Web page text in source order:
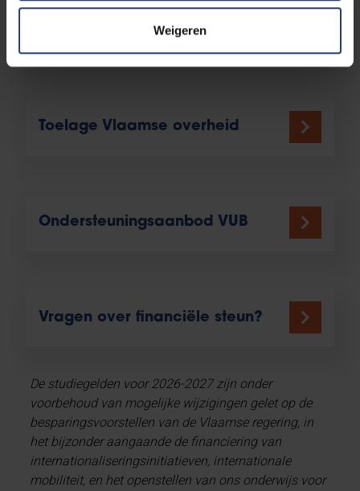
Weigeren
Overige studiekosten
Toelage Vlaamse overheid
Ondersteuningsaanbod VUB
Vragen over financiële steun?
De studiegelden voor 2026-2027 zijn onder
voorbehoud van mogelijke wijzigingen gelet op de
besparingsvoorstellen van de Vlaamse regering, in
het bijzonder aangaande de financiering van
internationaliseringsinitiatieven, internationale
mobiliteit, en het openstellen van ons onderwijs voor